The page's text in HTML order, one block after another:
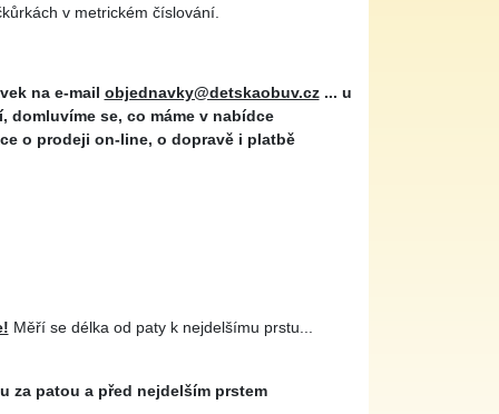
v metrickém číslování.
na e-mail objednavky@detskaobuv.cz... u
domluvíme se, co máme v nabídce
o prodeji on-line, o dopravě i platbě
Měří se délka od paty k nejdelšímu prstu...
za patou a před nejdelším prstem